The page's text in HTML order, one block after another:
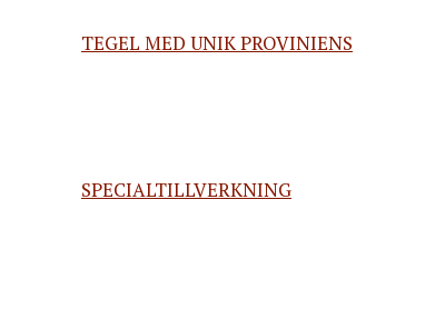
TEGEL MED UNIK PROVINIENS
SPECIALTILLVERKNING